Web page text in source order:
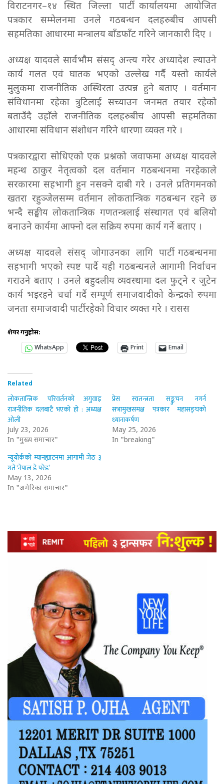
विराटनगर–१४ स्थित जिल्ला पार्टी कार्यालयमा आयोजित
पत्रकार सम्मेलनमा उनले गठबन्धन दलहरुबीच आपसी
सहमतिका आधारमा मन्त्रालय बाँडफाँट गरिने जानकारी दिए ।
अध्यक्ष यादवले सार्वभौम संसद् अन्त्य गरेर अध्यादेश ल्याउने
कार्य गलत एवं घातक भएको उल्लेख गर्दै यस्तो कार्यले
मुलुकमा राजनीतिक अस्थिरता उत्पन्न हुने बताए । वर्तमान
संविधानमा रहेका त्रुटिलाई सच्याउन जनमत तयार रहेको
बताउँदै उहाँले राजनीतिक दलहरुबीच आपसी सहमतिका
आधारमा संविधान संशोधन गरिने धारणा व्यक्त गरे ।
पत्रकारद्वारा सोधिएको एक प्रश्नको जवाफमा अध्यक्ष यादवले
महन्थ ठाकुर नेतृत्वको दल वर्तमान गठबन्धनमा नरहेकाले
सरकारमा सहभागी हुन नसक्ने दाबी गरे । उनले प्रतिगमनको
खतरा रहुञ्जेलसम्म वर्तमान लोकतान्त्रिक गठबन्धन रहने छ
भन्दै सङ्घीय लोकतान्त्रिक गणतन्त्रलाई संस्थागत एवं बलियो
बनाउने कार्यमा आफ्नो दल सक्रिय रुपमा कार्य गर्ने बताए ।
अध्यक्ष यादवले संसद् जोगाउनका लागि पार्टी गठबन्धनमा
सहभागी भएको स्पष्ट पार्दै यही गठबन्धनले आगामी निर्वाचन
गराउने बताए । उनले बहुदलीय व्यवस्थामा दल फुट्ने र जुटेन
कार्य भइरहने चर्चा गर्दै सम्पूर्ण समाजवादीको केन्द्रको रुपमा
जनता समाजवादी पार्टी रहेको विचार व्यक्त गरे । रासस
शेयर गर्नुहोस:
WhatsApp
Print Email
Related
लोकतान्त्रिक परिवर्तनको अगुवाइ
राजनीतिक दलबाटै भएको हो : अध्यक्ष
ओली
July 23, 2026
In "मुख्य समाचार"
प्रेस स्वतन्त्रता सङ्कुचन नगर्न
सभामुखसमक्ष पत्रकार महासङ्घको
ध्यानाकर्षण
May 25, 2026
In "breaking"
न्यूयोर्कको म्यानह्याटनमा आगामी जेठ ३
गते ‘नेपाल डे परेड’
May 13, 2026
In "अमेरिका समाचार"